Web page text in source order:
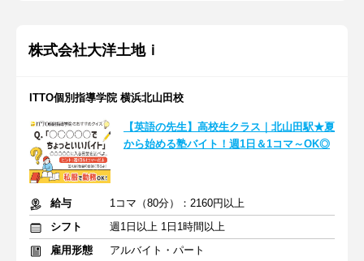
株式会社大洋土地ｉ
ITTO個別指導学院 横浜北山田校
【英語の先生】高校生クラス｜北山田駅★夏
から始める塾バイト！週1日＆1コマ～OK◎
給与
1コマ（80分）：2160円以上
シフト
週1日以上 1日1時間以上
雇用形態
アルバイト・パート